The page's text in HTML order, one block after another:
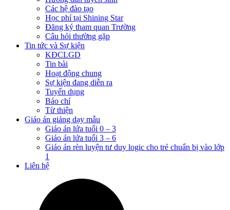
Các hệ đào tạo
Học phí tại Shining Star
Đăng ký tham quan Trường
Câu hỏi thường gặp
Tin tức và Sự kiện
KĐCLGD
Tin bài
Hoạt động chung
Sự kiện đang diễn ra
Tuyển dụng
Báo chí
Từ thiện
Giáo án giảng dạy mẫu
Giáo án lứa tuổi 0 – 3
Giáo án lứa tuổi 3 – 6
Giáo án rèn luyện tư duy logic cho trẻ chuẩn bị vào lớp
1
Liên hệ